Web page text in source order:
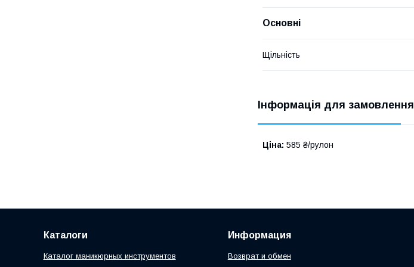
Основні
Щільність
Інформація для замовлення
Ціна: 585 ₴/рулон
Каталоги
Каталог маникюрных инструментов
Информация
Возврат и обмен